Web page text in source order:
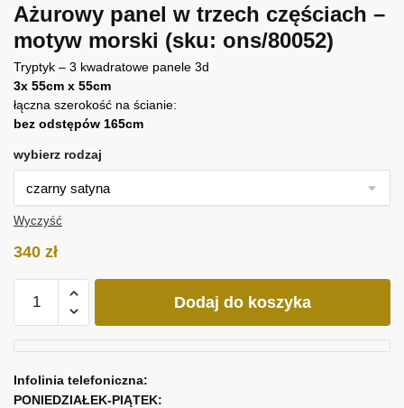
Ażurowy panel w trzech częściach –
motyw morski (sku: ons/80052)
Tryptyk – 3 kwadratowe panele 3d
3x 55cm x 55cm
łączna szerokość na ścianie:
bez odstępów 165cm
wybierz rodzaj
Wyczyść
340 zł
Ażurowy
trzech
częściach
Dodaj do koszyka
Infolinia telefoniczna:
PONIEDZIAŁEK-PIĄTEK: